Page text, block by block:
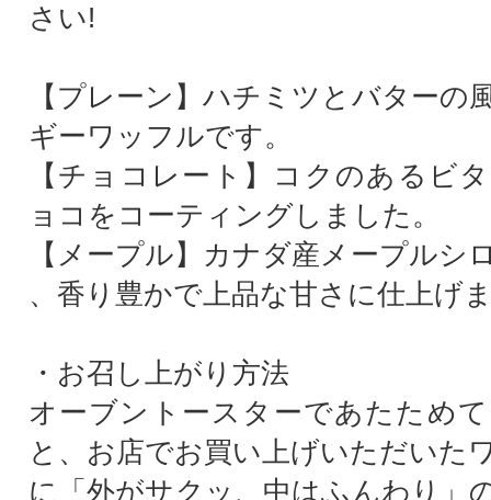
さい!
【プレーン】ハチミツとバターの
ギーワッフルです。
【チョコレート】コクのあるビ
ョコをコーティングしました。
【メープル】カナダ産メープルシ
、香り豊かで上品な甘さに仕上げ
・お召し上がり方法
オーブントースターであたため
と、お店でお買い上げいただいた
に「外がサクッ、中はふんわり」